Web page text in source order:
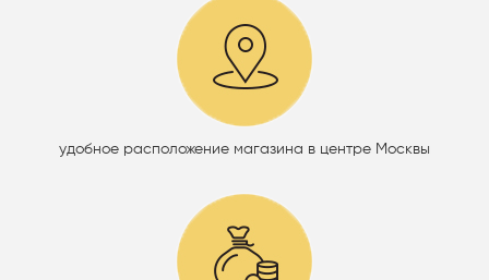
удобное расположение магазина в центре Москвы